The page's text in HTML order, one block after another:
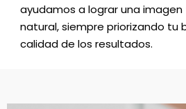
ayudamos a lograr una
natural, siempre priorizando tu
calidad de los resultados.